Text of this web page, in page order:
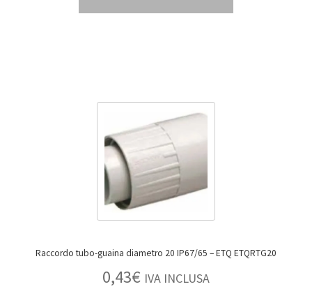
Raccordo tubo-guaina diametro 20 IP67/65 – ETQ ETQRTG20
0,43€ IVA INCLUSA